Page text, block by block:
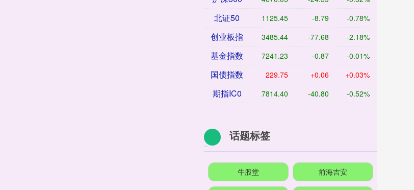
北证50 1125.45 -8.79 -0.78%
创业板指 3485.44 -77.68 -2.18%
基金指数 7241.23 -0.87 -0.01%
国债指数 229.75 +0.06 +0.03%
期指IC0 7814.40 -40.80 -0.52%
话题标签
牛股堂 前海吉安